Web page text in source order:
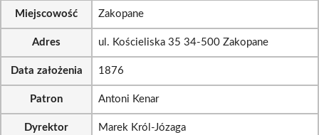
Miejscowość Zakopane
Adres ul. Kościeliska 35 34-500 Zakopane
Data założenia 1876
Patron Antoni Kenar
Dyrektor Marek Król-Józaga